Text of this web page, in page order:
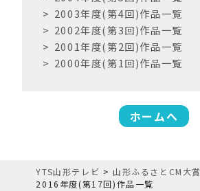
2003年度(第4回)作品一覧
2002年度(第3回)作品一覧
2001年度(第2回)作品一覧
2000年度(第1回)作品一覧
ホームへ
YTS山形テレビ >山形ふるさとCM大賞
2016年度(第17回)作品一覧